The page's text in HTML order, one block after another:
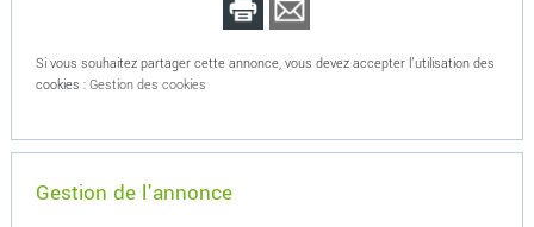
Si vous souhaitez partager cette annonce, vous devez accepter l'utilisation des
cookies : Gestion des cookies
Gestion de l'annonce